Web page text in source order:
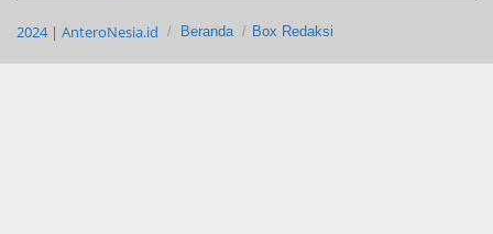
2024 | AnteroNesia.id Beranda Box Redaksi